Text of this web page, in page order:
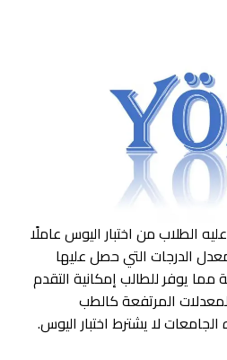
الطلاب من اختبار اليوس عاملًا
الدرجات التي حصل عليها
مما يوفر للطالب إمكانية التقدم
المرتفعة كالطب
لا يشترط اختبار اليوس.